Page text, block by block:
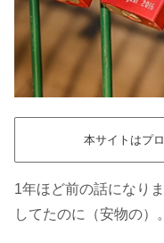
本サイトはプ
1年ほど前の話になり
してたのに（安物の）。